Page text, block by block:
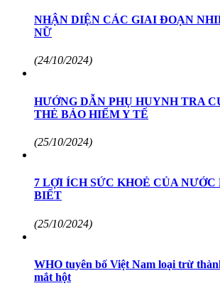
NHẬN DIỆN CÁC GIAI ĐOẠN
NỮ
(24/10/2024)
HƯỚNG DẪN PHỤ HUYNH TRA
THẺ BẢO HIỂM Y TẾ
(25/10/2024)
7 LỢI ÍCH SỨC KHOẺ CỦA
BIẾT
(25/10/2024)
WHO tuyên bố Việt Nam loại trừ
mắt hột